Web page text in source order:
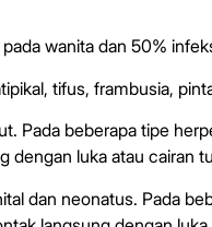
wanita dan 50%
tifus, frambusia,
Pada beberapa tipe
dengan luka atau cairan
dan neonatus. Pada